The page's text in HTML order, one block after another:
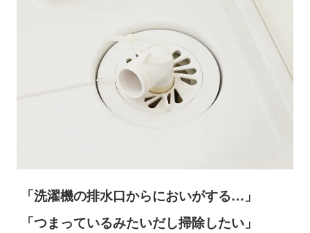
「洗濯機の排水口からにおいがする…」
「つまっているみたいだし掃除したい」